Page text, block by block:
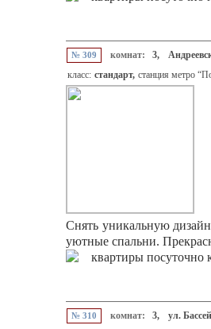
№ 309 комнат: 3,
класс: стандарт, станция метро
Снять уникальную
уютные спальни.
№ 310 комнат: 3,
ул.